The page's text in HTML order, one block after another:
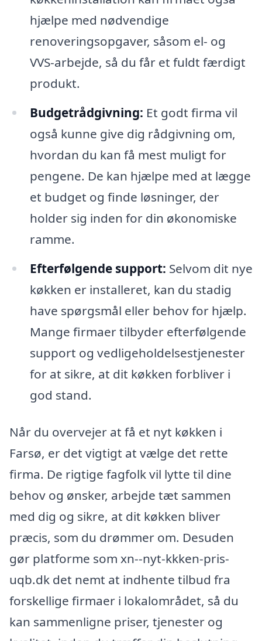
hjælpe med nødvendige
renoveringsopgaver, såsom el- og
VVS-arbejde, så du får et fuldt færdigt
produkt.
Budgetrådgivning: Et godt firma vil
også kunne give dig rådgivning om,
hvordan du kan få mest muligt for
pengene. De kan hjælpe med at lægge
et budget og finde løsninger, der
holder sig inden for din økonomiske
ramme.
Efterfølgende support: Selvom dit nye
køkken er installeret, kan du stadig
have spørgsmål eller behov for hjælp.
Mange firmaer tilbyder efterfølgende
support og vedligeholdelsestjenester
for at sikre, at dit køkken forbliver i
god stand.
Når du overvejer at få et nyt køkken i
Farsø, er det vigtigt at vælge det rette
firma. De rigtige fagfolk vil lytte til dine
behov og ønsker, arbejde tæt sammen
med dig og sikre, at dit køkken bliver
præcis, som du drømmer om. Desuden
gør platforme som xn--nyt-kkken-pris-
uqb.dk det nemt at indhente tilbud fra
forskellige firmaer i lokalområdet, så du
kan sammenligne priser, tjenester og